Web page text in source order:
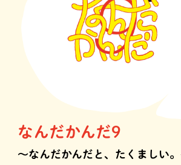
なんだかんだ9
〜なんだかんだと、たくましい